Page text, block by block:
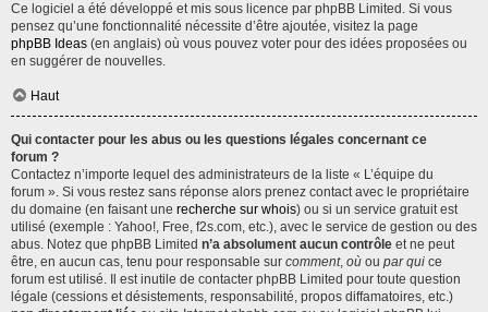
Ce logiciel a été développé et mis sous licence par phpBB Limited. Si vous
pensez qu’une fonctionnalité nécessite d’être ajoutée, visitez la page
phpBB Ideas (en anglais) où vous pouvez voter pour des idées proposées ou
en suggérer de nouvelles.
Haut
Qui contacter pour les abus ou les questions légales concernant ce
forum ?
Contactez n’importe lequel des administrateurs de la liste « L’équipe du
forum ». Si vous restez sans réponse alors prenez contact avec le propriétaire
du domaine (en faisant une recherche sur whois) ou si un service gratuit est
utilisé (exemple : Yahoo!, Free, f2s.com, etc.), avec le service de gestion ou des
abus. Notez que phpBB Limited n’a absolument aucun contrôle et ne peut
être, en aucun cas, tenu pour responsable sur comment, où ou par qui ce
forum est utilisé. Il est inutile de contacter phpBB Limited pour toute question
légale (cessions et désistements, responsabilité, propos diffamatoires, etc.)